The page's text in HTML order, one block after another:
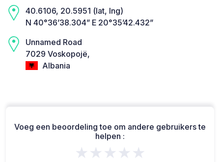
40.6106, 20.5951 (lat, lng)
N 40°36’38.304” E 20°35’42.432”
Unnamed Road
7029 Voskopojë,
Albania
Voeg een beoordeling toe om andere gebruikers te
helpen :
★★★★★